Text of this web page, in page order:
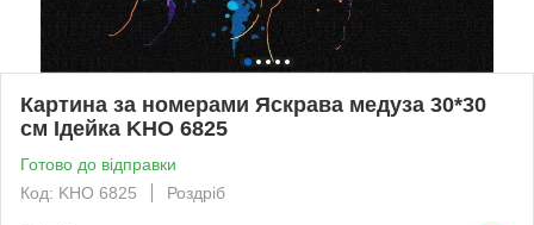
Картина за номерами Яскрава медуза 30*30
см Ідейка KHO 6825
Готово до відправки
Код: KHO 6825
Роздріб